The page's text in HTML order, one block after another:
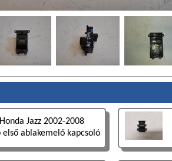
Honda Jazz 2002-2008
első ablakemelő kapcsoló